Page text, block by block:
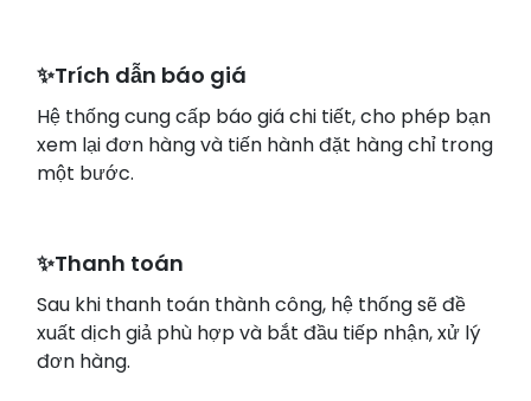
✨Trích dẫn báo giá
Hệ thống cung cấp báo giá chi tiết, cho phép bạn
xem lại đơn hàng và tiến hành đặt hàng chỉ trong
một bước.
✨Thanh toán
Sau khi thanh toán thành công, hệ thống sẽ đề
xuất dịch giả phù hợp và bắt đầu tiếp nhận, xử lý
đơn hàng.